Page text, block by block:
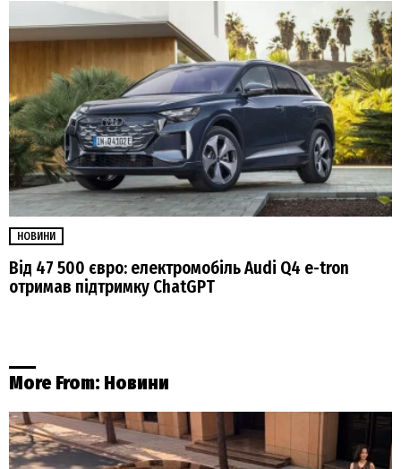
НОВИНИ
Від 47 500 євро: електромобіль Audi Q4 e-tron
отримав підтримку ChatGPT
More From: Новини